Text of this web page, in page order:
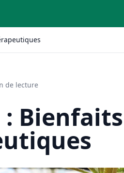
de lecture
: